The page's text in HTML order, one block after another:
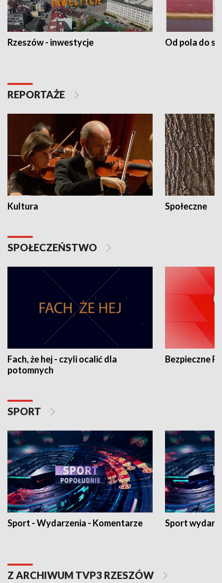
Rzeszów - inwestycje Od pola do
REPORTAŻE
Kultura Społeczne
SPOŁECZEŃSTWO
Fach, że hej - czyli ocalić dla
potomnych
Bezpieczne
SPORT
Sport - Wydarzenia - Komentarze Sport
Z ARCHIWUM TVP3 RZESZÓW